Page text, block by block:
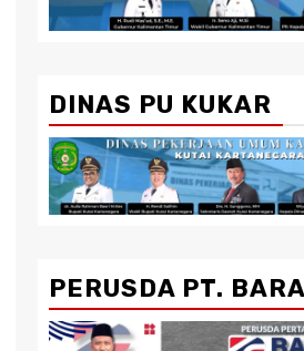
DINAS PU KUKAR
PERUSDA PT.